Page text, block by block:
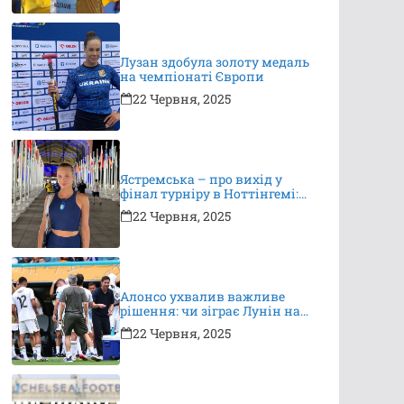
Лузан здобула золоту медаль
на чемпіонаті Європи
22 Червня, 2025
Ястремська – про вихід у
фінал турніру в Ноттінгемі:
це неймовірно, я дуже
вдячна за підтримку
22 Червня, 2025
Алонсо ухвалив важливе
рішення: чи зіграє Лунін на
КЧС?
22 Червня, 2025